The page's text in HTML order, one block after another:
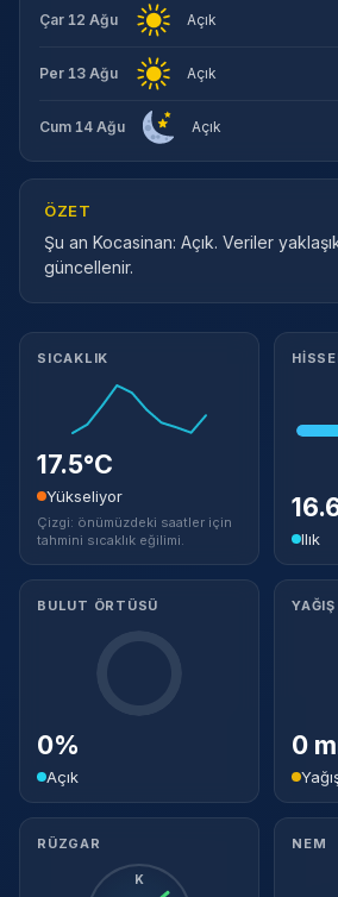
Çar 12 Ağu Açık
Per 13 Ağu Açık
Cum 14 Ağu Açık
ÖZET
Şu an Kocasinan: Açık. Veriler
güncellenir.
Meteorolojik ayrıntılar
SICAKLIK
17.5°C
Yükseliyor
Çizgi: önümüzdeki saatler için
tahmini sıcaklık eğilimi.
Ilık
BULUT ÖRTÜSÜ
0%
Açık
YAĞIŞ
0
RÜZGAR
K
NEM